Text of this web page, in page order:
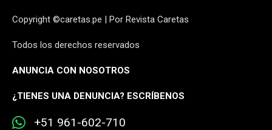
Copyright ©caretas.pe | Por Revista Caretas
Todos los derechos reservados
ANUNCIA CON NOSOTROS
¿TIENES UNA DENUNCIA? ESCRÍBENOS
+51 961-602-710